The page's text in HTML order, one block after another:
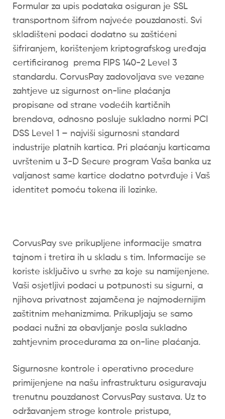
Formular za upis podataka osiguran je SSL
transportnom šifrom najveće pouzdanosti. Svi
skladišteni podaci dodatno su zaštićeni
šifriranjem, korištenjem kriptografskog uređaja
certificiranog prema FIPS 140-2 Level 3
standardu. CorvusPay zadovoljava sve vezane
zahtjeve uz sigurnost on-line plaćanja
propisane od strane vodećih kartičnih
brendova, odnosno posluje sukladno normi PCI
DSS Level 1 – najviši sigurnosni standard
industrije platnih kartica. Pri plaćanju karticama
uvrštenim u 3-D Secure program Vaša banka uz
valjanost same kartice dodatno potvrđuje i Vaš
identitet pomoću tokena ili lozinke.
CorvusPay sve prikupljene informacije smatra
tajnom i tretira ih u skladu s tim. Informacije se
koriste isključivo u svrhe za koje su namijenjene.
Vaši osjetljivi podaci u potpunosti su sigurni, a
njihova privatnost zajamčena je najmodernijim
zaštitnim mehanizmima. Prikupljaju se samo
podaci nužni za obavljanje posla sukladno
zahtjevnim procedurama za on-line plaćanja.
Sigurnosne kontrole i operativno procedure
primijenjene na našu infrastrukturu osiguravaju
trenutnu pouzdanost CorvusPay sustava. Uz to
održavanjem stroge kontrole pristupa,